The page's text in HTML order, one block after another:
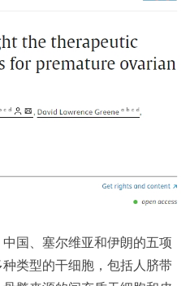
国、塞尔维亚和伊朗的五项
类型的干细胞，包括人脐带